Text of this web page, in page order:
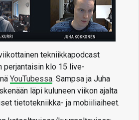
tekniikkapodcast
perjantaisin klo 15 live-
YouTubessa. Sampsa ja Juha
läpi kuluneen viikon ajalta
tietotekniikka- ja mobiiliaiheet.